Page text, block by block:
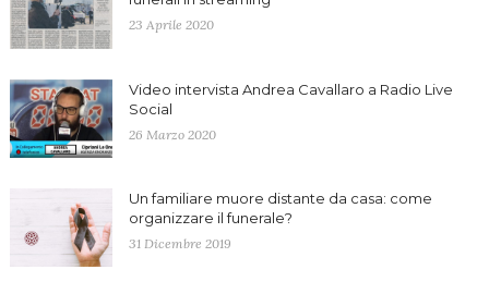
23 Aprile 2020
Video intervista Andrea Cavallaro a Radio Live
Social
26 Marzo 2020
Un familiare muore distante da casa: come
organizzare il funerale?
31 Dicembre 2019